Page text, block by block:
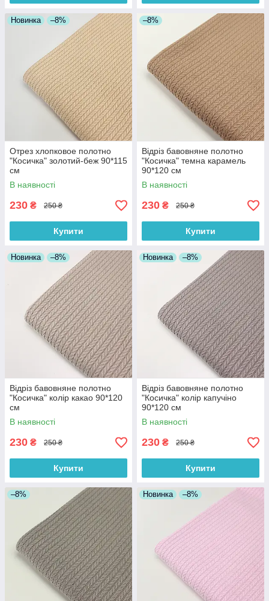
Новинка –8%
Отрез хлопковое полотно
"Косичка" золотий-беж 90*115
см
В наявності
230 ₴ 250 ₴
Купити
–8%
Відріз бавовняне полотно
"Косичка" темна карамель
90*120 см
В наявності
230 ₴ 250 ₴
Купити
Новинка –8%
Відріз бавовняне полотно
"Косичка" колір какао 90*120
см
В наявності
230 ₴ 250 ₴
Купити
Новинка –8%
Відріз бавовняне полотно
"Косичка" колір капучіно
90*120 см
В наявності
230 ₴ 250 ₴
Купити
–8% Новинка –8%